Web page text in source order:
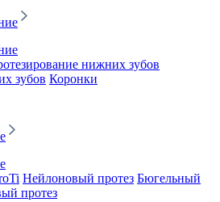
нижних зубов
зубов Коронки
Нейлоновый протез Бюгельный
протез